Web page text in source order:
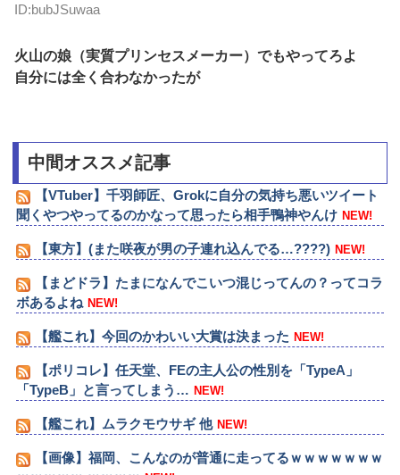
ID:bubJSuwaa
火山の娘（実質プリンセスメーカー）でもやってろよ
自分には全く合わなかったが
中間オススメ記事
【VTuber】千羽師匠、Grokに自分の気持ち悪いツイート
聞くやつやってるのかなって思ったら相手鴨神やんけ NEW!
【東方】(また咲夜が男の子連れ込んでる…????) NEW!
【まどドラ】たまになんでこいつ混じってんの？ってコラ
ボあるよね NEW!
【艦これ】今回のかわいい大賞は決まった NEW!
【ポリコレ】任天堂、FEの主人公の性別を「TypeA」
「TypeB」と言ってしまう… NEW!
【艦これ】ムラクモウサギ 他 NEW!
【画像】福岡、こんなのが普通に走ってるｗｗｗｗｗｗｗ